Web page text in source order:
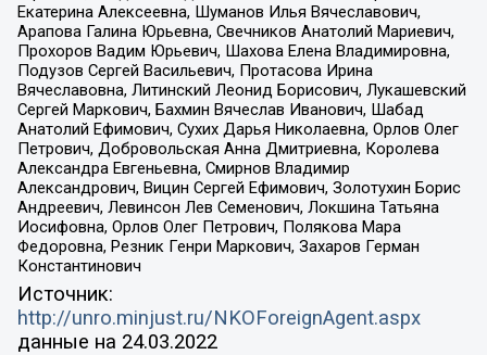
Екатерина Алексеевна, Шуманов Илья Вячеславович,
Арапова Галина Юрьевна, Свечников Анатолий Мариевич,
Прохоров Вадим Юрьевич, Шахова Елена Владимировна,
Подузов Сергей Васильевич, Протасова Ирина
Вячеславовна, Литинский Леонид Борисович, Лукашевский
Сергей Маркович, Бахмин Вячеслав Иванович, Шабад
Анатолий Ефимович, Сухих Дарья Николаевна, Орлов Олег
Петрович, Добровольская Анна Дмитриевна, Королева
Александра Евгеньевна, Смирнов Владимир
Александрович, Вицин Сергей Ефимович, Золотухин Борис
Андреевич, Левинсон Лев Семенович, Локшина Татьяна
Иосифовна, Орлов Олег Петрович, Полякова Мара
Федоровна, Резник Генри Маркович, Захаров Герман
Константинович
Источник:
http://unro.minjust.ru/NKOForeignAgent.aspx
данные на 24.03.2022